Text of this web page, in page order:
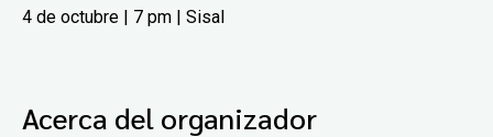
4 de octubre | 7 pm | Sisal
Acerca del organizador